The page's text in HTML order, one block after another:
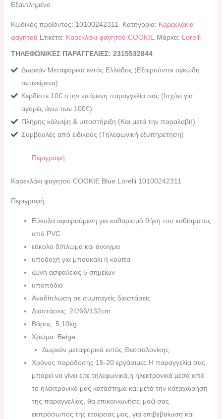
Εξαντλημένο
Κωδικός προϊόντος: 10100242311 Κατηγορία: Καρεκλάκια
φαγητού Ετικέτα: Καρεκλάκι φαγητού COOKIE Μάρκα: Lorelli
ΤΗΛΕΦΩΝΙΚΕΣ ΠΑΡΑΓΓΕΛΙΕΣ: 2315532844
Δωρεάν Μεταφορικά εντός Ελλάδος (Εξαιρούνται ογκώδη
αντικείμενα)
Κερδίστε 10€ στην επόμενη παραγγελία σας (Ισχύει για
αγορές άνω των 100€)
Πλήρης κάλυψη & υποστήριξη (Και μετά την παραλαβή)
Συμβουλές από ειδικούς (Τηλεφωνική εξυπηρέτηση)
Περιγραφή
Καρεκλάκι φαγητού COOKIE Blue Lorelli 10100242311
Περιγραφή
Εύκολα αφαιρούμενη για καθαρισμό θήκη του καθίσματος
από PVC
εύκολο δίπλωμα και άνοιγμα
υποδοχή για μπουκάλι ή κούπα
ζώνη ασφαλείας 5 σημείων
υποπόδιο
Αναδίπλωση σε συμπαγείς διαστάσεις
Διαστάσεις: 24/66/132cm
Bάρος: 5,10kg
Χρώμα: Beige
Δωρεάν μεταφορικά εντός Θεσσαλονίκης.
Χρόνος παράδοσης 15-20 εργάσιμες.H παραγγελία σας
μπορεί να γίνει είτε τηλεφωνικά,η ηλεκτρονικά μέσα από
το ηλεκτρονικό μας κατάστημα και μετά την καταχώρηση
της παραγγελίας, θα επικοινωνήσει μαζί σας
εκπρόσωπος της εταιρείας μας, για επιβεβαίωση και